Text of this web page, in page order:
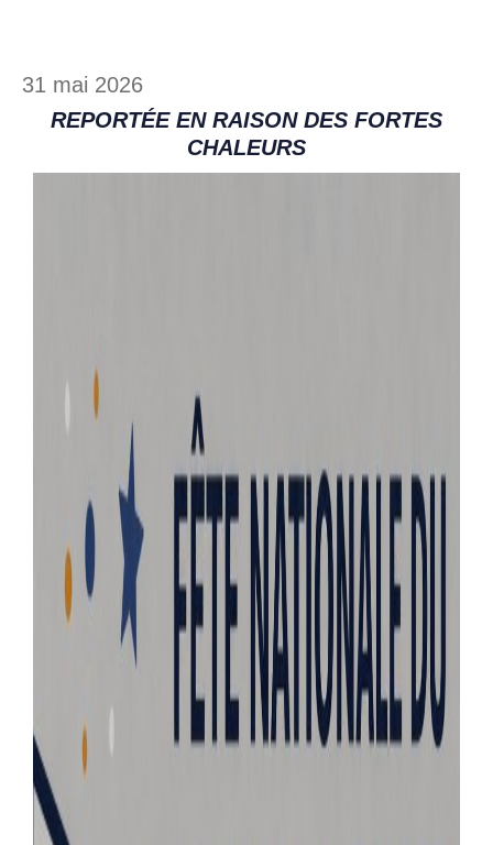
31 mai 2026
REPORTÉE EN RAISON DES FORTES
CHALEURS